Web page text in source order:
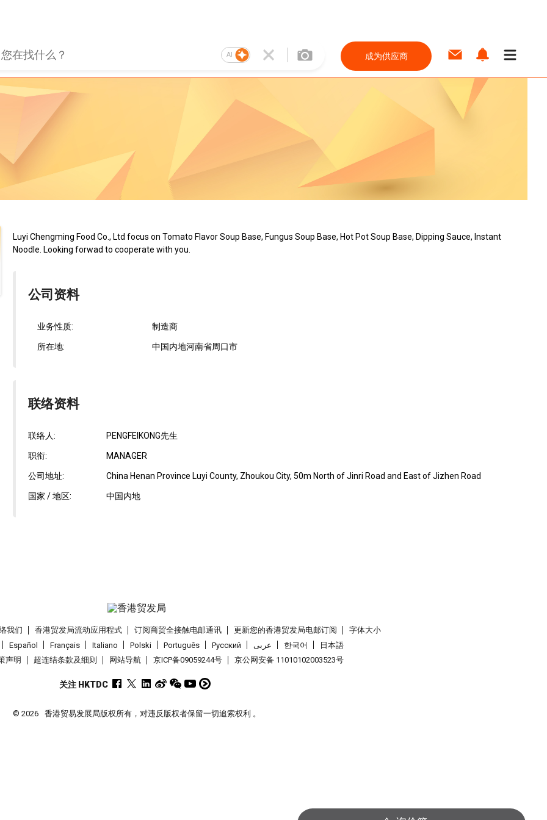
AI 成为供应商
Luyi Chengming Food Co., Ltd focus on Tomato Flavor Soup Base, Fungus Soup Base, Hot Pot Soup Base, Dipping Sauce, Instant
Noodle. Looking forwad to cooperate with you.
公司资料
业务性质: 制造商
所在地: 中国内地河南省周口市
联络资料
联络人: PENGFEIKONG先生
职衔: MANAGER
公司地址: China Henan Province Luyi County, Zhoukou City, 50m North of Jinri Road and East of Jizhen Road
国家 / 地区: 中国内地
我们 香港贸发局流动应用程式 订阅商贸全接触电邮通讯 更新您的香港贸发局电邮订阅
字体大小
Español Français Italiano Polski Português Pусский عربى 한국어
日本語
声明 超连结条款及细则 网站导航 京ICP备09059244号 京公网安备 11010102003523号
关注 HKTDC
© 2026 香港贸易发展局版权所有，对违反版权者保留一切追索权利 。